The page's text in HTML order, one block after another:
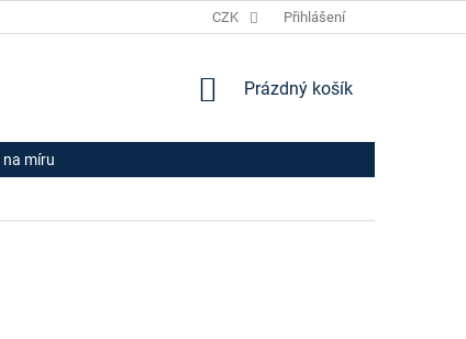
HODNOCENÍ OBCHODU
CZK Přihlášení
NÁKUPNÍ
Prázdný košík
na míru